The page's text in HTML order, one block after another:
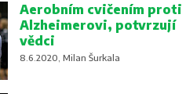
Aerobním cvičením proti
Alzheimerovi, potvrzují
vědci
8.6.2020, Milan Šurkala